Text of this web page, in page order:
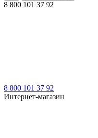
8 800 101 37 92
8 800 101 37 92
Интернет-магазин